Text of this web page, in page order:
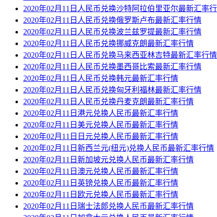
2020年02月11日人民币兑换沙特阿拉伯里亚尔最新汇率
2020年02月11日人民币兑换俄罗斯卢布最新汇率行情
2020年02月11日人民币兑换波兰兹罗提最新汇率行情
2020年02月11日人民币兑换挪威克朗最新汇率行情
2020年02月11日人民币兑换马来西亚林吉特最新汇率行情
2020年02月11日人民币兑换墨西哥比索最新汇率行情
2020年02月11日人民币兑换韩元最新汇率行情
2020年02月11日人民币兑换匈牙利福林最新汇率行情
2020年02月11日人民币兑换丹麦克朗最新汇率行情
2020年02月11日港元兑换人民币最新汇率行情
2020年02月11日美元兑换人民币最新汇率行情
2020年02月11日日元兑换人民币最新汇率行情
2020年02月11日新西兰元(纽元)兑换人民币最新汇率行情
2020年02月11日新加坡元兑换人民币最新汇率行情
2020年02月11日澳元兑换人民币最新汇率行情
2020年02月11日英镑兑换人民币最新汇率行情
2020年02月11日欧元兑换人民币最新汇率行情
2020年02月11日瑞士法郎兑换人民币最新汇率行情